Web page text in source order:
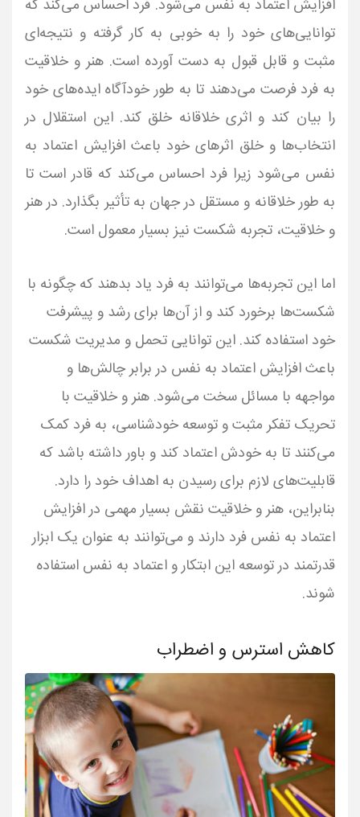
افزایش اعتماد به نفس می‌شود. فرد احساس می‌کند که
توانایی‌های خود را به خوبی به کار گرفته و نتیجه‌ای
مثبت و قابل قبول به دست آورده است. هنر و خلاقیت
به فرد فرصت می‌دهند تا به طور خودآگاه ایده‌های خود
را بیان کند و اثری خلاقانه خلق کند. این استقلال در
انتخاب‌ها و خلق اثرهای خود باعث افزایش اعتماد به
نفس می‌شود زیرا فرد احساس می‌کند که قادر است تا
به طور خلاقانه و مستقل در جهان به تأثیر بگذارد. در هنر
و خلاقیت، تجربه شکست نیز بسیار معمول است.
اما این تجربه‌ها می‌توانند به فرد یاد بدهند که چگونه با
شکست‌ها برخورد کند و از آن‌ها برای رشد و پیشرفت
خود استفاده کند. این توانایی تحمل و مدیریت شکست
باعث افزایش اعتماد به نفس در برابر چالش‌ها و
مواجهه با مسائل سخت می‌شود. هنر و خلاقیت با
تحریک تفکر مثبت و توسعه خودشناسی، به فرد کمک
می‌کنند تا به خودش اعتماد کند و باور داشته باشد که
قابلیت‌های لازم برای رسیدن به اهداف خود را دارد.
بنابراین، هنر و خلاقیت نقش بسیار مهمی در افزایش
اعتماد به نفس فرد دارند و می‌توانند به عنوان یک ابزار
قدرتمند در توسعه این ابتکار و اعتماد به نفس استفاده
شوند.
کاهش استرس و اضطراب